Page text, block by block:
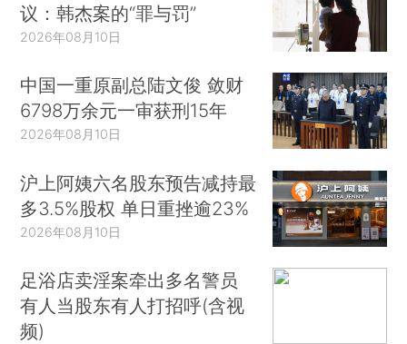
议：韩杰案的“罪与罚”
2026年08月10日
中国一重原副总陆文俊 敛财
6798万余元一审获刑15年
2026年08月10日
沪上阿姨六名股东预告减持最
多3.5%股权 单日重挫逾23%
2026年08月10日
足浴店卖淫案牵出多名警员
有人当股东有人打招呼(含视
频)